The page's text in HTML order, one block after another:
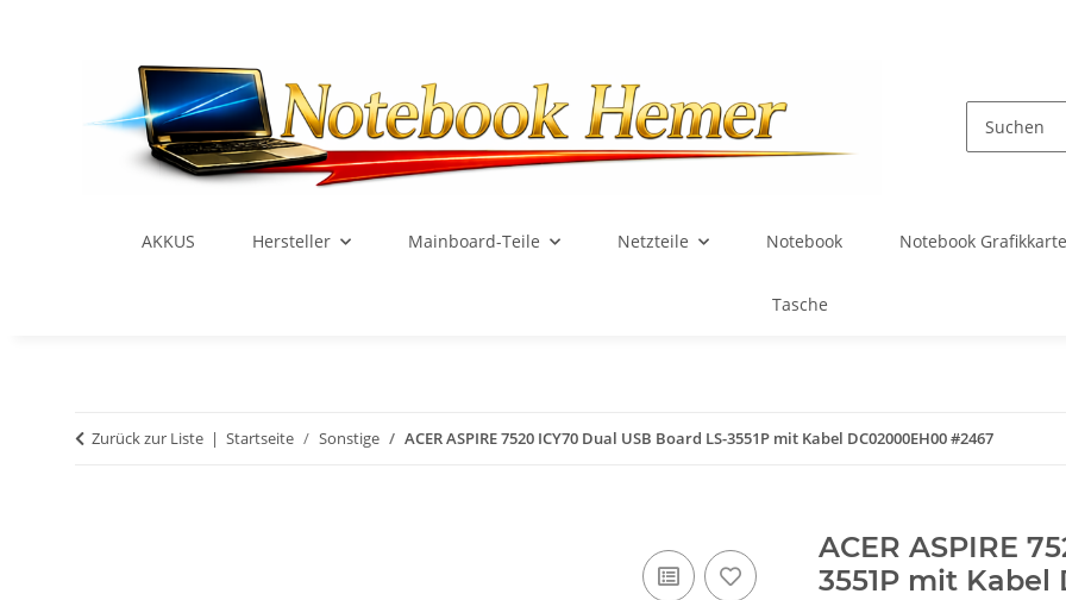
AKKUS Hersteller Mainboard-Teile Netzteile Notebook Notebook
Tasche
Zurück zur Liste Startseite Sonstige ACER ASPIRE 7520 ICY70 Dual USB Board LS-3551P mit Kabel DC02000EH00 #2467
ACER ASPIRE
3551P mit Kabel